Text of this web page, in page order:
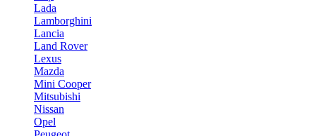
Lada
Lamborghini
Lancia
Land Rover
Lexus
Mazda
Mini Cooper
Mitsubishi
Nissan
Opel